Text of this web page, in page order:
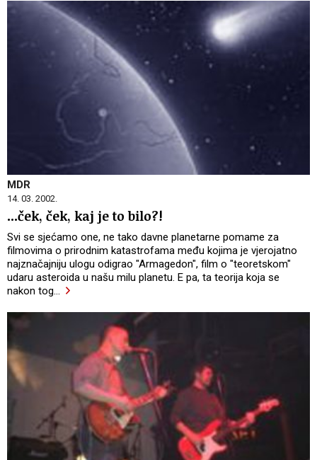
MDR
14. 03. 2002.
...ček, ček, kaj je to bilo?!
Svi se sjećamo one, ne tako davne planetarne pomame za
filmovima o prirodnim katastrofama među kojima je vjerojatno
najznačajniju ulogu odigrao "Armagedon", film o "teoretskom"
udaru asteroida u našu milu planetu. E pa, ta teorija koja se
nakon tog…